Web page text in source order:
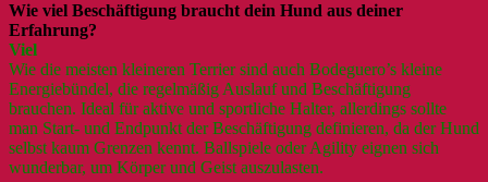
Wie viel Beschäftigung braucht dein Hund aus deiner
Erfahrung?
Viel
Wie die meisten kleineren Terrier sind auch Bodeguero’s kleine
Energiebündel, die regelmäßig Auslauf und Beschäftigung
brauchen. Ideal für aktive und sportliche Halter, allerdings sollte
man Start- und Endpunkt der Beschäftigung definieren, da der Hund
selbst kaum Grenzen kennt. Ballspiele oder Agility eignen sich
wunderbar, um Körper und Geist auszulasten.